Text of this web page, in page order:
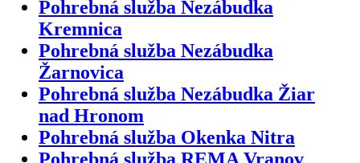
Pohrebná služba Nezábudka
Kremnica
Pohrebná služba Nezábudka
Žarnovica
Pohrebná služba Nezábudka Žiar
nad Hronom
Pohrebná služba Okenka Nitra